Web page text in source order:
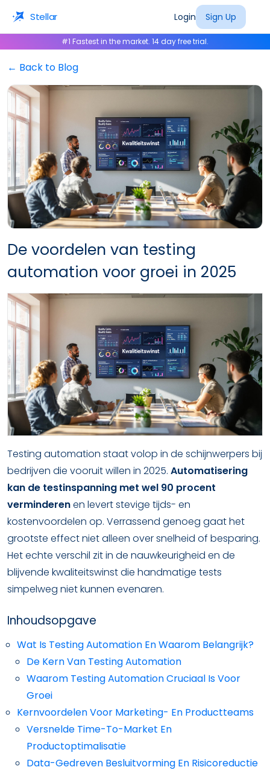
Stellar Login Sign Up
#1 Fastest in the market. 14 day free trial.
← Back to Blog
De voordelen van testing
automation voor groei in 2025
Testing automation staat volop in de schijnwerpers bij
bedrijven die vooruit willen in 2025. Automatisering
kan de testinspanning met wel 90 procent
verminderenen levert stevige tijds- en
kostenvoordelen op. Verrassend genoeg gaat het
grootste effect niet alleen over snelheid of besparing.
Het echte verschil zit in de nauwkeurigheid en de
blijvende kwaliteitswinst die handmatige tests
simpelweg niet kunnen evenaren.
Inhoudsopgave
Wat Is Testing Automation En Waarom Belangrijk?
De Kern Van Testing Automation
Waarom Testing Automation Cruciaal Is Voor
Groei
Kernvoordelen Voor Marketing- En Productteams
Versnelde Time-To-Market En
Productoptimalisatie
Data-Gedreven Besluitvorming En Risicoreductie